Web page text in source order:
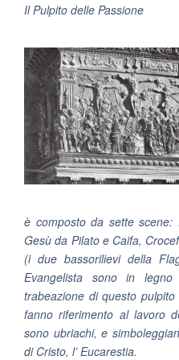
Il Pulpito delle Passione
è composto da sette scene:
Gesù da Pilato e Caifa,
(i due bassorilievi della
Evangelista sono in
trabeazione di questo
fanno riferimento al lavoro
sono ubriachi, e
di Cristo, l’ Eucarestia.